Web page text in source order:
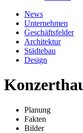
News
Unternehmen
Geschäftsfelder
Architektur
Städtebau
Design
Planung
Fakten
Bilder